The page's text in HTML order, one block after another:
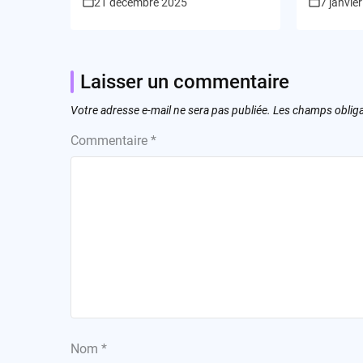
Laisser un commentaire
Votre adresse e-mail ne sera pas publiée. Les champs
Commentaire *
Nom *